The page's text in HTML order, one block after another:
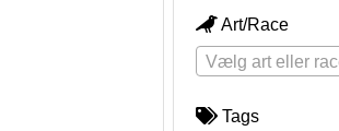
Art/Race
Vælg art eller
Tags